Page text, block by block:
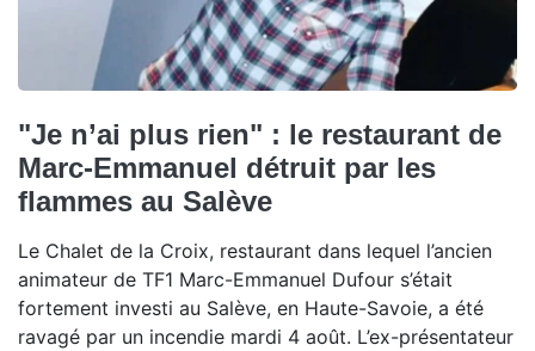
"Je n’ai plus rien" : le restaurant de
Marc-Emmanuel détruit par les
flammes au Salève
Le Chalet de la Croix, restaurant dans lequel l’ancien
animateur de TF1 Marc-Emmanuel Dufour s’était
fortement investi au Salève, en Haute-Savoie, a été
ravagé par un incendie mardi 4 août. L’ex-présentateur